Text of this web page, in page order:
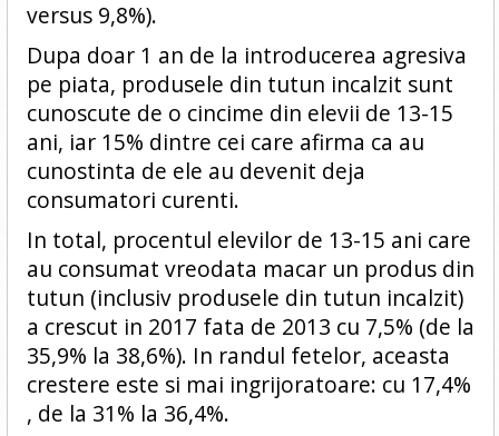
versus 9,8%).
Dupa doar 1 an de la introducerea agresiva
pe piata, produsele din tutun incalzit sunt
cunoscute de o cincime din elevii de 13-15
ani, iar 15% dintre cei care afirma ca au
cunostinta de ele au devenit deja
consumatori curenti.
In total, procentul elevilor de 13-15 ani care
au consumat vreodata macar un produs din
tutun (inclusiv produsele din tutun incalzit)
a crescut in 2017 fata de 2013 cu 7,5% (de la
35,9% la 38,6%). In randul fetelor, aceasta
crestere este si mai ingrijoratoare: cu 17,4%
, de la 31% la 36,4%.